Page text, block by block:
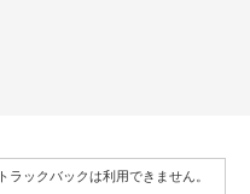
トラックバックは利用できません。